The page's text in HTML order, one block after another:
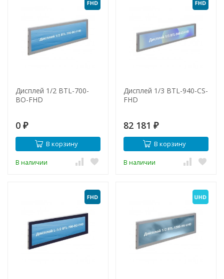
Дисплей 1/2 BTL-700-
BO-FHD
0 ₽
В корзину
В наличии
Дисплей 1/3 BTL-940-CS-
FHD
82 181 ₽
В корзину
В наличии